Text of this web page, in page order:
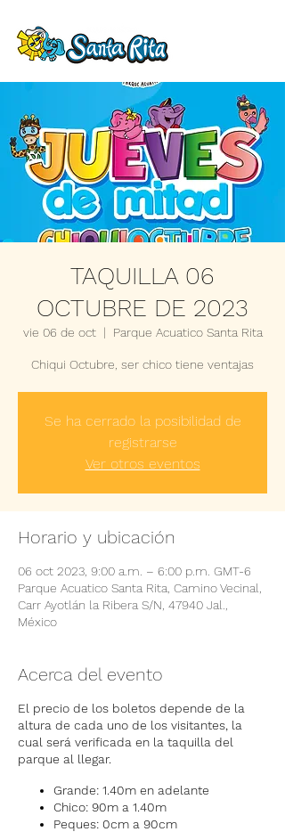
TAQUILLA 06
OCTUBRE DE 2023
vie 06 de oct
  |
Parque Acuatico Santa Rita
Chiqui Octubre, ser chico tiene ventajas
Se ha cerrado la posibilidad de
registrarse
Ver otros eventos
Horario y ubicación
06 oct 2023, 9:00 a.m. – 6:00 p.m. GMT-6
Parque Acuatico Santa Rita, Camino Vecinal,
Carr Ayotlán la Ribera S/N, 47940 Jal.,
México
Acerca del evento
El precio de los boletos depende de la
altura de cada uno de los visitantes, la
cual será verificada en la taquilla del
parque al llegar.
Grande: 1.40m en adelante
Chico: 90m a 1.40m
Peques: 0cm a 90cm